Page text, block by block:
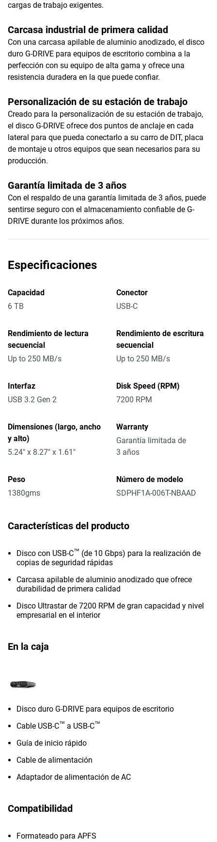
cargas de trabajo exigentes.
Carcasa industrial de primera calidad
Con una carcasa apilable de aluminio anodizado, el disco
duro G-DRIVE para equipos de escritorio combina a la
perfección con su equipo de alta gama y ofrece una
resistencia duradera en la que puede confiar.
Personalización de su estación de trabajo
Creado para la personalización de su estación de trabajo,
el disco G-DRIVE ofrece dos puntos de anclaje en cada
lateral para que pueda conectarlo a su carro de DIT, placa
de montaje u otros equipos que sean necesarios para su
producción.
Garantía limitada de 3 años
Con el respaldo de una garantía limitada de 3 años, puede
sentirse seguro con el almacenamiento confiable de G-
DRIVE durante los próximos años.
Especificaciones
Capacidad
6 TB
Conector
USB-C
Rendimiento de lectura
secuencial
Up to 250 MB/s
Rendimiento de escritura
secuencial
Up to 250 MB/s
Interfaz
USB 3.2 Gen 2
Disk Speed (RPM)
7200 RPM
Dimensiones (largo, ancho
y alto)
5.24" x 8.27" x 1.61"
Warranty
Garantía limitada de
3 años
Peso
1380gms
Número de modelo
SDPHF1A-006T-NBAAD
Características del producto
Disco con USB-C™ (de 10 Gbps) para la realización de
copias de seguridad rápidas
Carcasa apilable de aluminio anodizado que ofrece
durabilidad de primera calidad
Disco Ultrastar de 7200 RPM de gran capacidad y nivel
empresarial en el interior
En la caja
Disco duro G-DRIVE para equipos de escritorio
Cable USB-C™ a USB-C™
Guía de inicio rápido
Cable de alimentación
Adaptador de alimentación de AC
Compatibilidad
Formateado para APFS